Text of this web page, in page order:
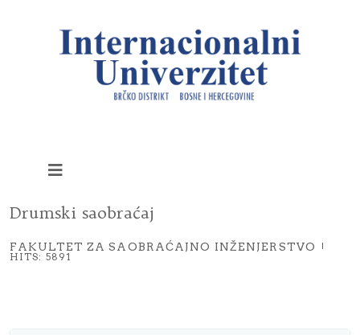
Drumski saobraćaj
FAKULTET ZA SAOBRAĆAJNO INŽENJERSTVO
HITS: 5891